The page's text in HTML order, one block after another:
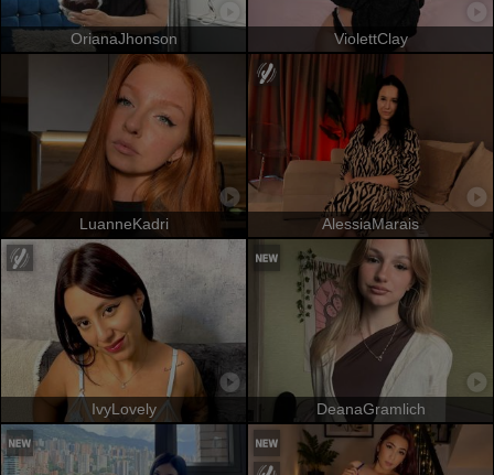
OrianaJhonson ViolettClay
LuanneKadri AlessiaMarais
IvyLovely DeanaGramlich